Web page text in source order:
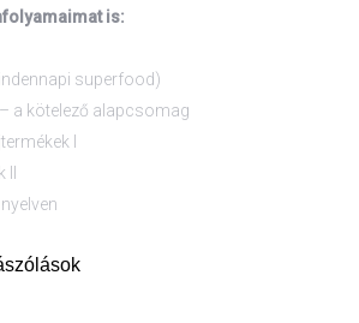
is:
superfood)
a kötelező alapcsomag
I